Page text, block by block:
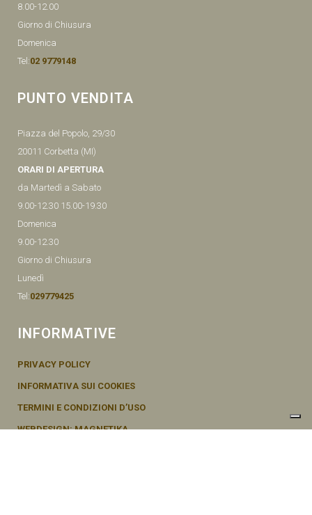
8.00-12.00
Giorno di Chiusura
Domenica
Tel:02 9779148
PUNTO VENDITA
Piazza del Popolo, 29/30
20011 Corbetta (MI)
ORARI DI APERTURA
da Martedì a Sabato
9.00-12.30 15.00-19.30
Domenica
9.00-12.30
Giorno di Chiusura
Lunedì
Tel:029779425
INFORMATIVE
PRIVACY POLICY
INFORMATIVA SUI COOKIES
TERMINI E CONDIZIONI D’USO
WEBDESIGN: MAGNETIKA